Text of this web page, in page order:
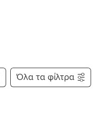
Όλα τα φίλτρα